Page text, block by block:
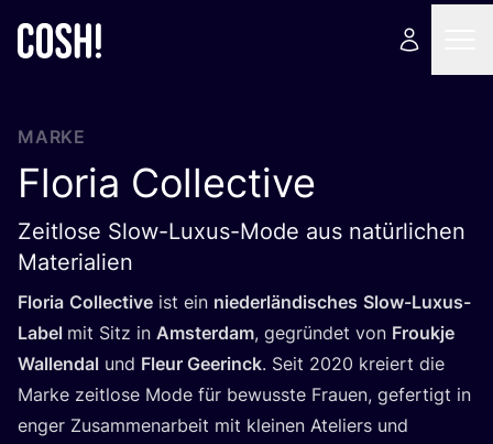
MARKE
Floria Collective
Zeitlose Slow-Luxus-Mode aus natürlichen
Materialien
Flo­ria Coll­ec­ti­ve ist ein nie­der­län­di­sches Slow-Luxus-
Label mit Sitz in Ams­ter­dam, gegrün­det von Frouk­je
Wal­lend­al und Fleur Geerinck. Seit 2020 kre­iert die
Mar­ke zeit­lo­se Mode für bewuss­te Frau­en, gefer­tigt in
enger Zusam­men­ar­beit mit klei­nen Ate­liers und